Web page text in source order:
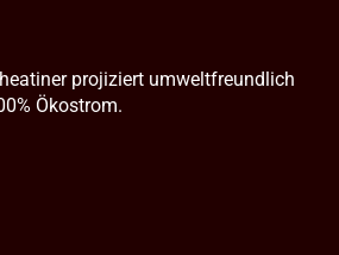
projiziert umweltfreundlich
Ökostrom.